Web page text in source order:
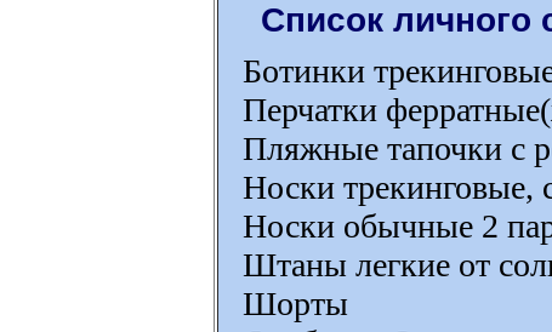
Список личного
Ботинки
Перчатки
Пляжные тапочки с
Носки трекинговые,
Носки обычные 2
Штаны легкие от
Шорты